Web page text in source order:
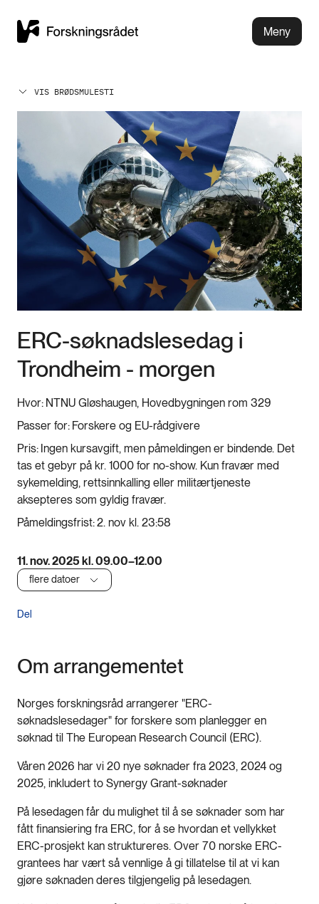
Meny
VIS BRØDSMULESTI
ERC-søknadslesedag i
Trondheim - morgen
Hvor: NTNU Gløshaugen, Hovedbygningen rom 329
Passer for: Forskere og EU-rådgivere
Pris: Ingen kursavgift, men påmeldingen er bindende. Det
tas et gebyr på kr. 1000 for no-show. Kun fravær med
sykemelding, rettsinnkalling eller militærtjeneste
aksepteres som gyldig fravær.
Påmeldingsfrist:2. nov kl. 23:58
11. nov. 2025 kl. 09.00–12.00
flere datoer
Del
Om arrangementet
Norges forskningsråd arrangerer "ERC-
søknadslesedager" for forskere som planlegger en
søknad til The European Research Council (ERC).
Våren 2026 har vi 20 nye søknader fra 2023, 2024 og
2025, inkludert to Synergy Grant-søknader
På lesedagen får du mulighet til å se søknader som har
fått finansiering fra ERC, for å se hvordan et vellykket
ERC-prosjekt kan struktureres. Over 70 norske ERC-
grantees har vært så vennlige å gi tillatelse til at vi kan
gjøre søknaden deres tilgjengelig på lesedagen.